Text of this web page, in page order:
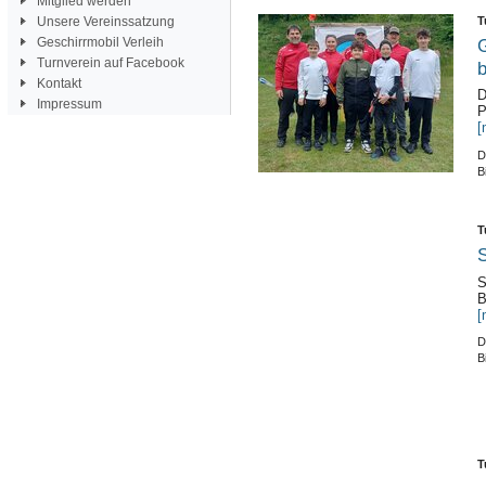
Unsere Vereinssatzung
Geschirrmobil Verleih
Turnverein auf Facebook
Kontakt
Impressum